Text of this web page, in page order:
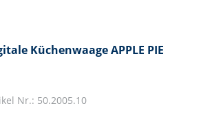
Küchenwaage APPLE PIE
Nr.: 50.2005.10